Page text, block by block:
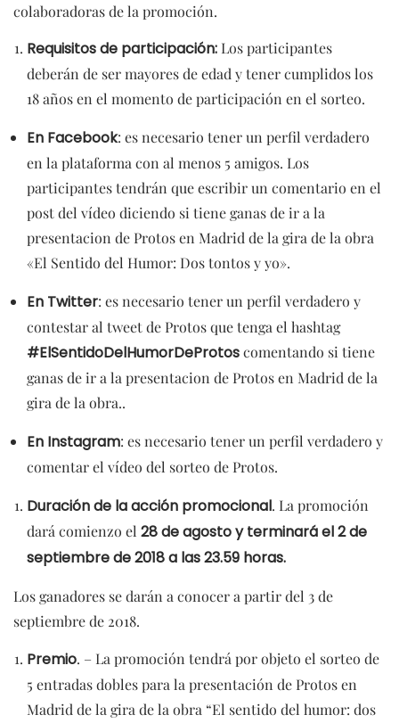
colaboradoras de la promoción.
Requisitos de participación: Los participantes
deberán de ser mayores de edad y tener cumplidos los
18 años en el momento de participación en el sorteo.
En Facebook: es necesario tener un perfil verdadero
en la plataforma con al menos 5 amigos. Los
participantes tendrán que escribir un comentario en el
post del vídeo diciendo si tiene ganas de ir a la
presentacion de Protos en Madrid de la gira de la obra
«El Sentido del Humor: Dos tontos y yo».
En Twitter: es necesario tener un perfil verdadero y
contestar al tweet de Protos que tenga el hashtag
#ElSentidoDelHumorDeProtoscomentando si tiene
ganas de ir a la presentacion de Protos en Madrid de la
gira de la obra..
En Instagram: es necesario tener un perfil verdadero y
comentar el vídeo del sorteo de Protos.
Duración de la acción promocional. La promoción
dará comienzo el 28 de agosto y terminará el 2 de
septiembre de 2018 a las 23.59 horas.
Los ganadores se darán a conocer a partir del 3 de
septiembre de 2018.
Premio. – La promoción tendrá por objeto el sorteo de
5 entradas dobles para la presentación de Protos en
Madrid de la gira de la obra “El sentido del humor: dos